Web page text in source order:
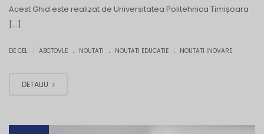
Acest Ghid este realizat de Universitatea Politehnica Timișoara
[…]
DE CEL ABCTOVLE . NOUTATI . NOUTATI EDUCATIE . NOUTATI INOVARE
DETALIU